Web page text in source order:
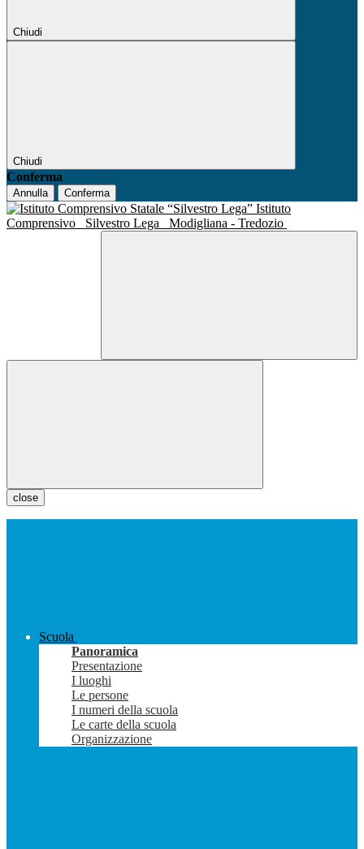
Chiudi
Chiudi
Conferma
Annulla Conferma
Istituto
Comprensivo
Silvestro Lega Modigliana - Tredozio
close
Scuola
Panoramica
Presentazione
I luoghi
Le persone
I numeri della scuola
Le carte della scuola
Organizzazione